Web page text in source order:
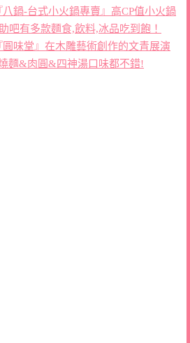
鍋-台式小火鍋專賣』高CP值小火鍋
吧有多款麵食,飲料,冰品吃到飽！
味堂』在木雕藝術創作的文青展演
麵&肉圓&四神湯口味都不錯!